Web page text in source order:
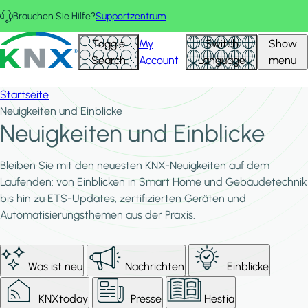
Direkt zum Inhalt
Brauchen Sie Hilfe?Supportzentrum
KNX - Homepage Toggle
Search
My
Account
Switch
Language
Show
menu
Startseite
Neuigkeiten und Einblicke
Neuigkeiten und Einblicke
Bleiben Sie mit den neuesten KNX-Neuigkeiten auf dem
Laufenden: von Einblicken in Smart Home und Gebäudetechnik
bis hin zu ETS-Updates, zertifizierten Geräten und
Automatisierungsthemen aus der Praxis.
Was ist neu Nachrichten Einblicke
KNXtoday Presse Hestia